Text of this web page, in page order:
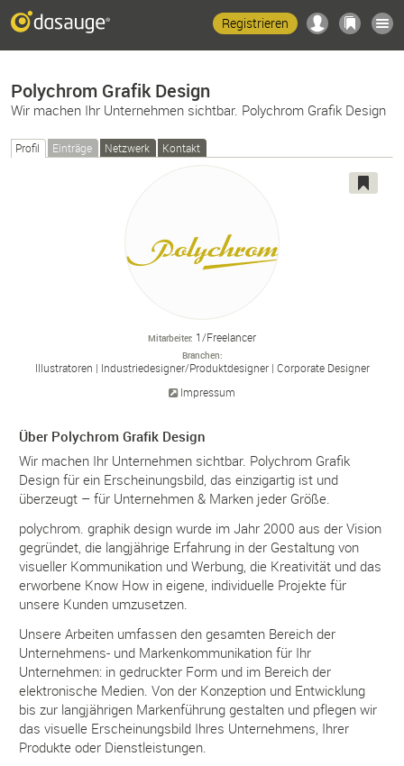
Registrieren
Polychrom Grafik Design
Wir machen Ihr Unternehmen sichtbar. Polychrom Grafik Design
Profil Einträge Netzwerk Kontakt
Mitarbeiter 1/Freelancer
Branchen
Illustratoren Industriedesigner/Produktdesigner Corporate Designer
Impressum
Über Polychrom Grafik Design
Wir machen Ihr Unternehmen sichtbar. Polychrom Grafik
Design für ein Erscheinungsbild, das einzigartig ist und
überzeugt – für Unternehmen & Marken jeder Größe.
polychrom. graphik design wurde im Jahr 2000 aus der Vision
gegründet, die langjährige Erfahrung in der Gestaltung von
visueller Kommunikation und Werbung, die Kreativität und das
erworbene Know How in eigene, individuelle Projekte für
unsere Kunden umzusetzen.
Unsere Arbeiten umfassen den gesamten Bereich der
Unternehmens- und Markenkommunikation für Ihr
Unternehmen: in gedruckter Form und im Bereich der
elektronische Medien. Von der Konzeption und Entwicklung
bis zur langjährigen Markenführung gestalten und pflegen wir
das visuelle Erscheinungsbild Ihres Unternehmens, Ihrer
Produkte oder Dienstleistungen.